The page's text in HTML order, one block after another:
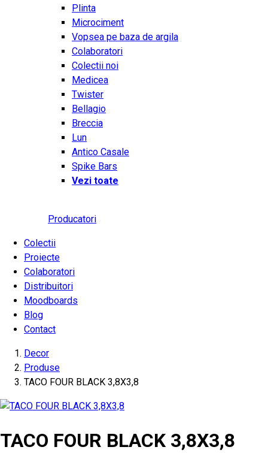
Plinta
Microciment
Vopsea pe baza de argila
Colaboratori
Colectii noi
Medicea
Twister
Bellagio
Breccia
Lun
Antico Casale
Spike Bars
Vezi toate
Producatori
Colectii
Proiecte
Colaboratori
Distribuitori
Moodboards
Blog
Contact
Decor
Produse
TACO FOUR BLACK 3,8X3,8
TACO FOUR BLACK 3,8X3,8